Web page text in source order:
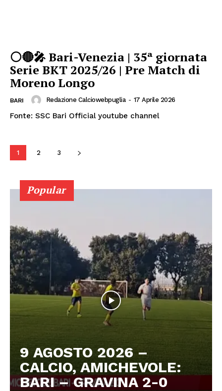
⚪🔴🎤 Bari-Venezia | 35ª giornata
Serie BKT 2025/26 | Pre Match di
Moreno Longo
BARI Redazione Calciowebpuglia - 17 Aprile 2026
Fonte: SSC Bari Official youtube channel
1 2 3
Popular
9 AGOSTO 2026 –
CALCIO, AMICHEVOLE:
BARI – GRAVINA 2-0